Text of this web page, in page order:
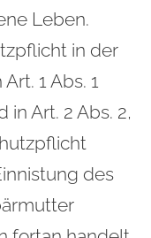
Leben.
in der
1 Abs. 1
in Art. 2 Abs. 2,
des